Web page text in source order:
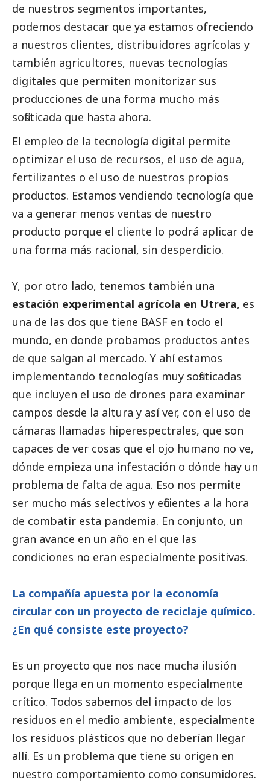
de nuestros segmentos importantes,
podemos destacar que ya estamos ofreciendo
a nuestros clientes, distribuidores agrícolas y
también agricultores, nuevas tecnologías
digitales que permiten monitorizar sus
producciones de una forma mucho más
sofisticada que hasta ahora.
El empleo de la tecnología digital permite
optimizar el uso de recursos, el uso de agua,
fertilizantes o el uso de nuestros propios
productos. Estamos vendiendo tecnología que
va a generar menos ventas de nuestro
producto porque el cliente lo podrá aplicar de
una forma más racional, sin desperdicio.
Y, por otro lado, tenemos también una
estación experimental agrícola en Utrera, es
una de las dos que tiene BASF en todo el
mundo, en donde probamos productos antes
de que salgan al mercado. Y ahí estamos
implementando tecnologías muy sofisticadas
que incluyen el uso de drones para examinar
campos desde la altura y así ver, con el uso de
cámaras llamadas hiperespectrales, que son
capaces de ver cosas que el ojo humano no ve,
dónde empieza una infestación o dónde hay un
problema de falta de agua. Eso nos permite
ser mucho más selectivos y eficientes a la hora
de combatir esta pandemia. En conjunto, un
gran avance en un año en el que las
condiciones no eran especialmente positivas.
La compañía apuesta por la economía
circular con un proyecto de reciclaje químico.
¿En qué consiste este proyecto?
Es un proyecto que nos nace mucha ilusión
porque llega en un momento especialmente
crítico. Todos sabemos del impacto de los
residuos en el medio ambiente, especialmente
los residuos plásticos que no deberían llegar
allí. Es un problema que tiene su origen en
nuestro comportamiento como consumidores.